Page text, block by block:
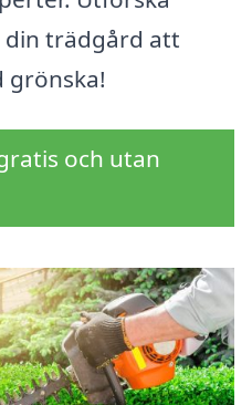
din trädgård att
grönska!
och utan